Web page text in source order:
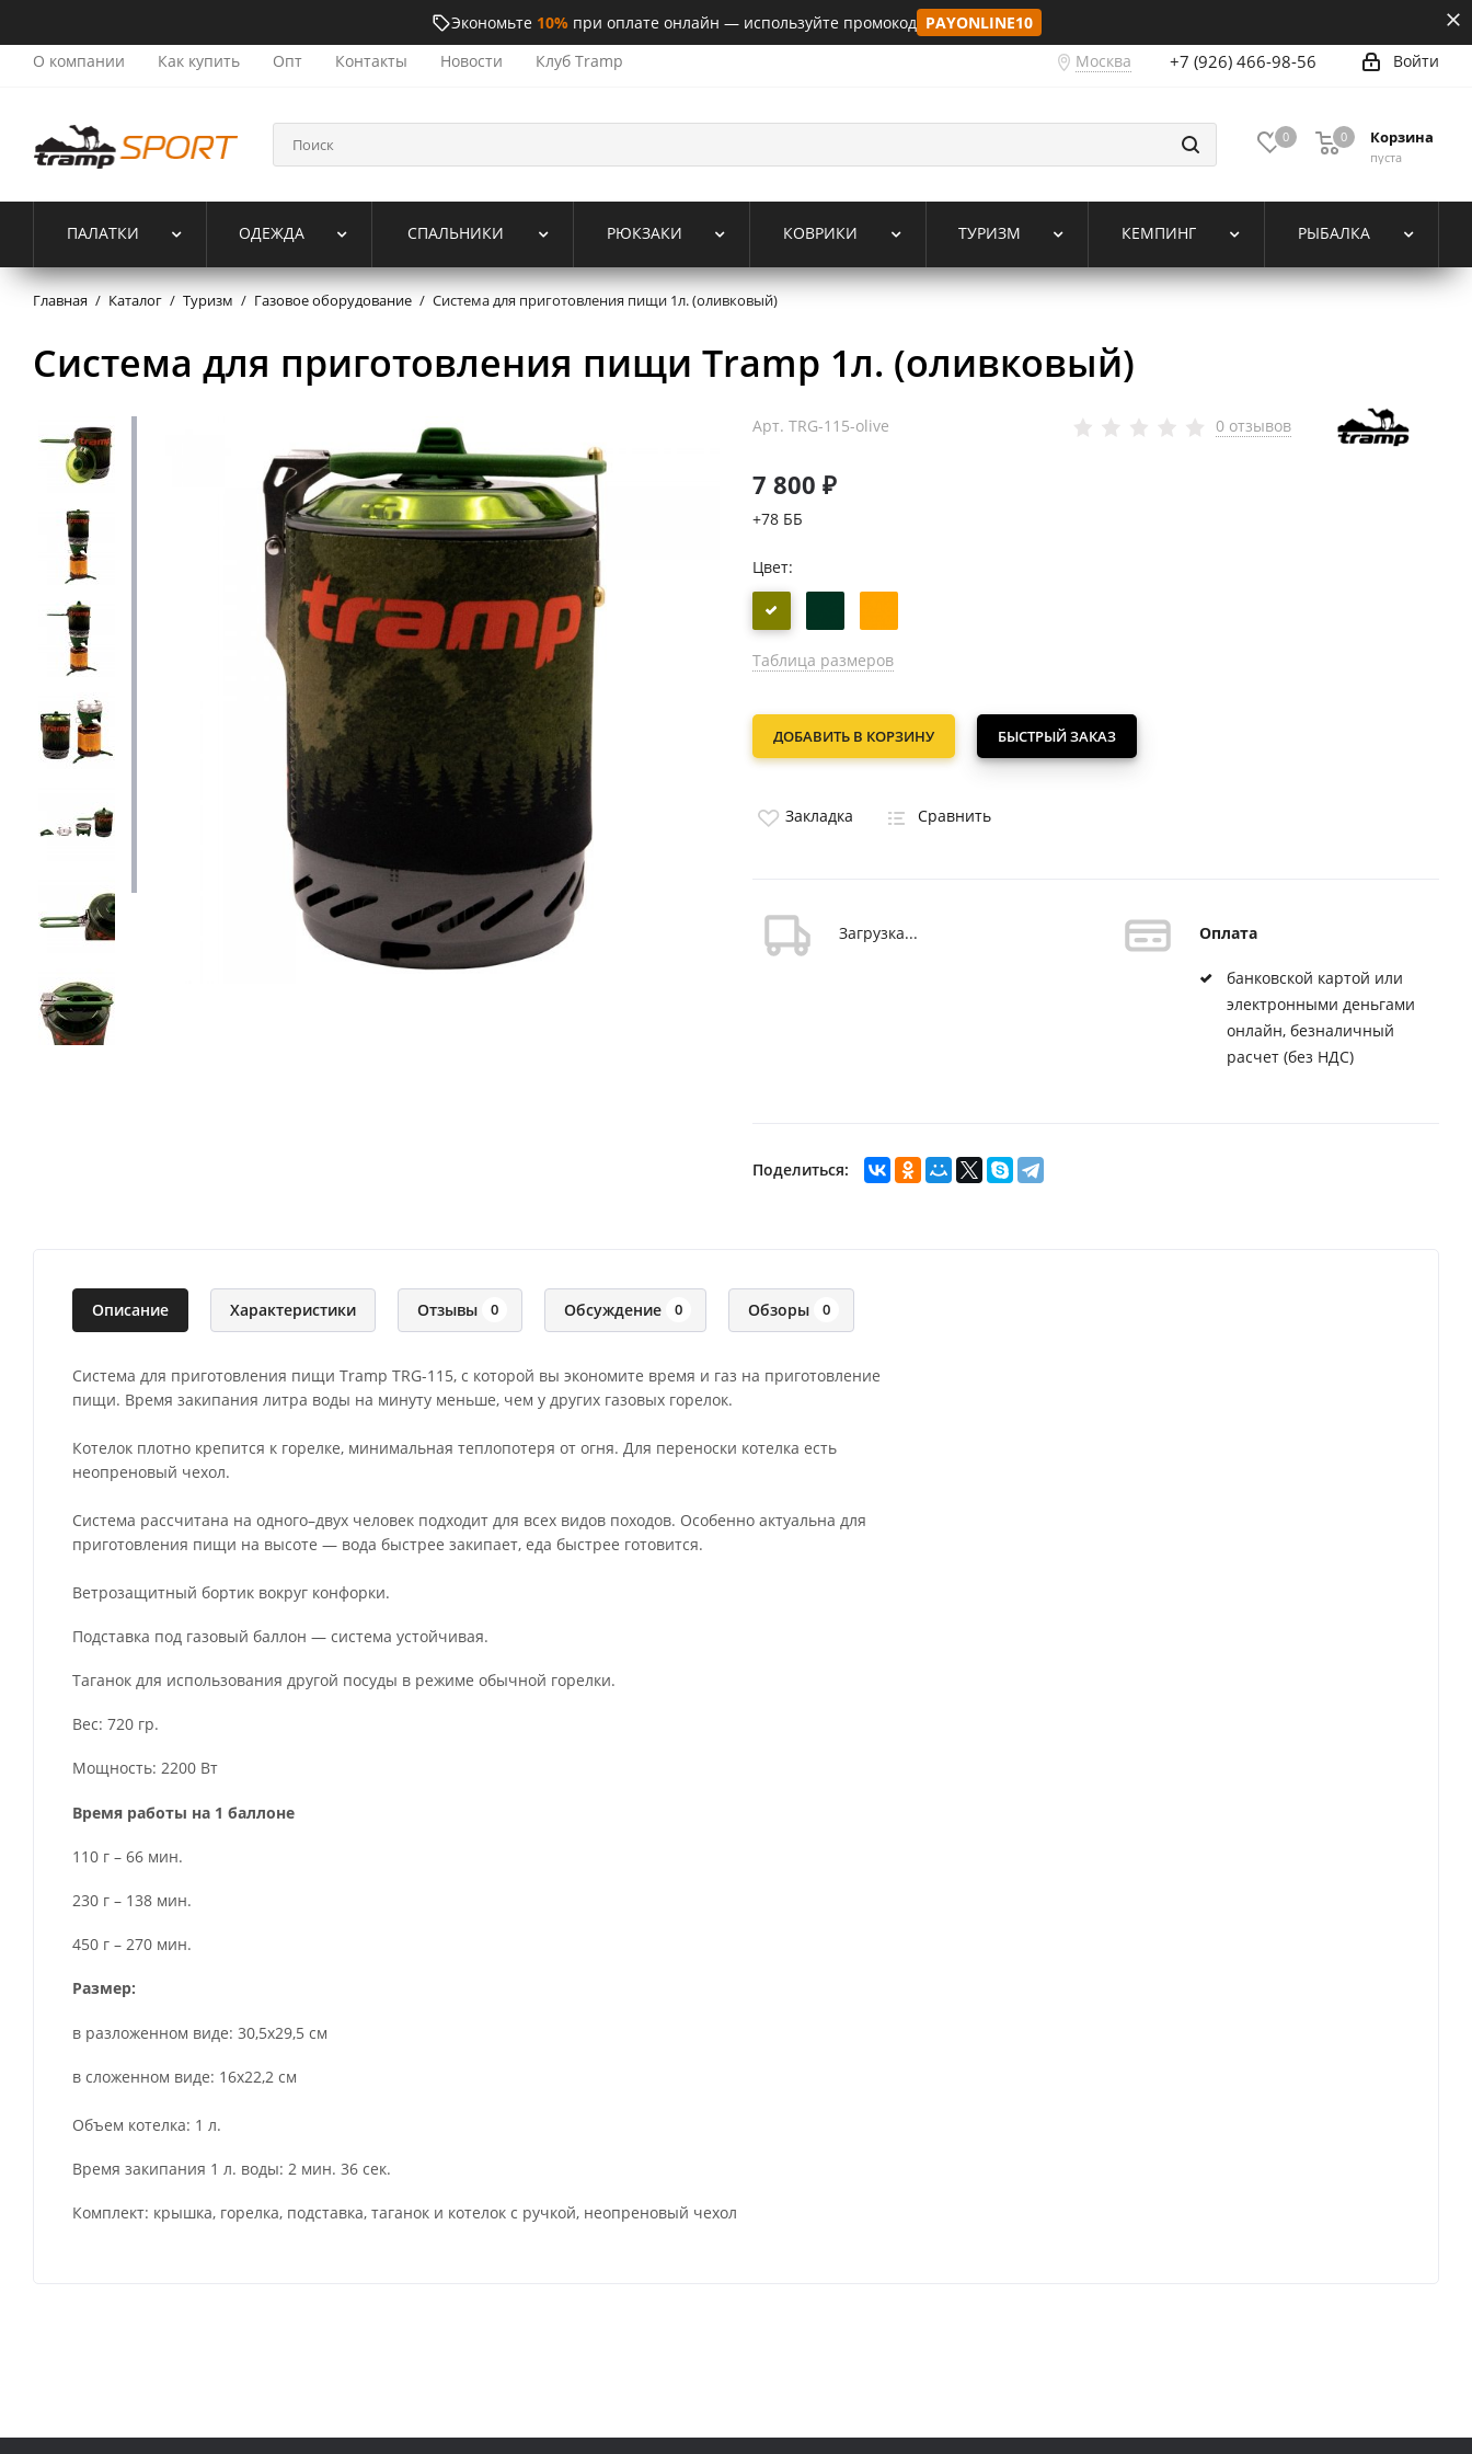
Экономьте 10%при оплате онлайн — используйте промокод PAYONLINE10
О компании
Как купить Опт Контакты Новости Клуб Tramp Москва Войти
+7 (926) 466-98-56
0 Корзина
пуста
0
ПАЛАТКИ ОДЕЖДА СПАЛЬНИКИ РЮКЗАКИ КОВРИКИ ТУРИЗМ КЕМПИНГ РЫБАЛКА
Главная / Каталог / Туризм / Газовое оборудование / Система для приготовления пищи 1л. (оливковый)
Система для приготовления пищи Tramp 1л. (оливковый)
Арт. TRG-115-olive 0 отзывов
7 800 ₽
+78 ББ
Цвет:
Таблица размеров
ДОБАВИТЬ В КОРЗИНУ БЫСТРЫЙ ЗАКАЗ
Закладка Сравнить
Загрузка... Оплата
банковской картой или
электронными деньгами
онлайн, безналичный
расчет (без НДС)
Поделиться:
Описание Характеристики Отзывы 0 Обсуждение 0 Обзоры 0
Система для приготовления пищи Tramp TRG-115, с которой вы экономите время и газ на приготовление
пищи. Время закипания литра воды на минуту меньше, чем у других газовых горелок.
Котелок плотно крепится к горелке, минимальная теплопотеря от огня. Для переноски котелка есть
неопреновый чехол.
Система рассчитана на одного–двух человек подходит для всех видов походов. Особенно актуальна для
приготовления пищи на высоте — вода быстрее закипает, еда быстрее готовится.
Ветрозащитный бортик вокруг конфорки.
Подставка под газовый баллон — система устойчивая.
Таганок для использования другой посуды в режиме обычной горелки.
Вес: 720 гр.
Мощность: 2200 Вт
Время работы на 1 баллоне
110 г – 66 мин.
230 г – 138 мин.
450 г – 270 мин.
Размер:
в разложенном виде: 30,5x29,5 см
в сложенном виде: 16x22,2 см
Объем котелка: 1 л.
Время закипания 1 л. воды: 2 мин. 36 сек.
Комплект: крышка, горелка, подставка, таганок и котелок с ручкой, неопреновый чехол